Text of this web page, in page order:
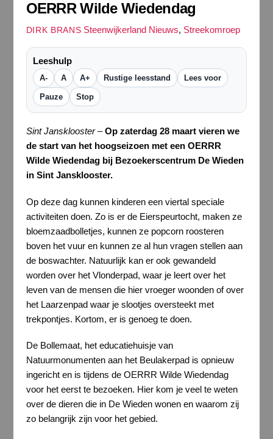
OERRR Wilde Wiedendag
DIRK BRANS Steenwijkerland Nieuws, Streekomroep
Leeshulp
A- A A+ Rustige leesstand Lees voor
Pauze Stop
Sint Jansklooster–Op zaterdag 28 maart vieren we
de start van het hoogseizoen met een OERRR
Wilde Wiedendag bij Bezoekerscentrum De Wieden
in Sint Jansklooster.
Op deze dag kunnen kinderen een viertal speciale
activiteiten doen. Zo is er de Eierspeurtocht, maken ze
bloemzaadbolletjes, kunnen ze popcorn roosteren
boven het vuur en kunnen ze al hun vragen stellen aan
de boswachter. Natuurlijk kan er ook gewandeld
worden over het Vlonderpad, waar je leert over het
leven van de mensen die hier vroeger woonden of over
het Laarzenpad waar je slootjes oversteekt met
trekpontjes. Kortom, er is genoeg te doen.
De Bollemaat, het educatiehuisje van
Natuurmonumenten aan het Beulakerpad is opnieuw
ingericht en is tijdens de OERRR Wilde Wiedendag
voor het eerst te bezoeken. Hier kom je veel te weten
over de dieren die in De Wieden wonen en waarom zij
zo belangrijk zijn voor het gebied.